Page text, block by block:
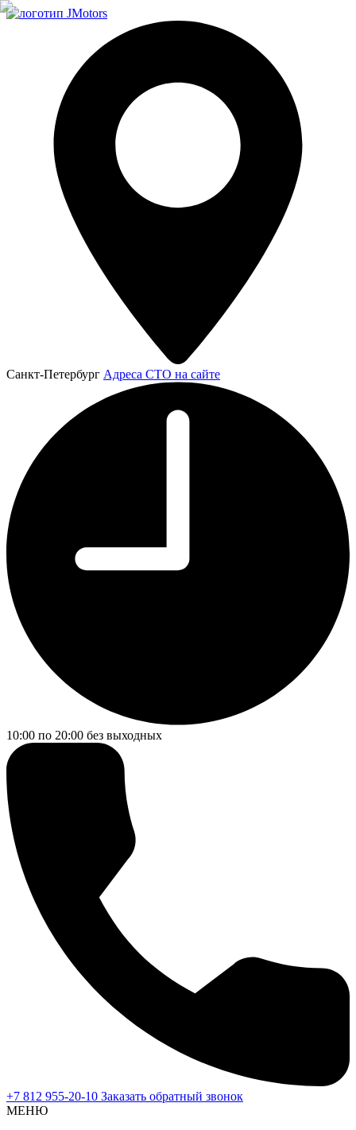
Санкт-Петербург Адреса СТО на сайте
10:00 по 20:00 без выходных
+7 812 955-20-10 Заказать обратный звонок
МЕНЮ